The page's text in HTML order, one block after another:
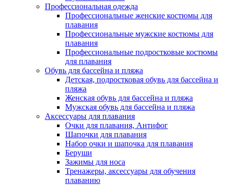
Профессиональная одежда
Профессиональные женские костюмы для
плавания
Профессиональные мужские костюмы для
плавания
Профессиональные подростковые костюмы
для плавания
Обувь для бассейна и пляжа
Детская, подростковая обувь для бассейна и
пляжа
Женская обувь для бассейна и пляжа
Мужская обувь для бассейна и пляжа
Аксессуары для плавания
Очки для плавания, Антифог
Шапочки для плавания
Набор очки и шапочка для плавания
Беруши
Зажимы для носа
Тренажеры, аксессуары для обучения
плаванию